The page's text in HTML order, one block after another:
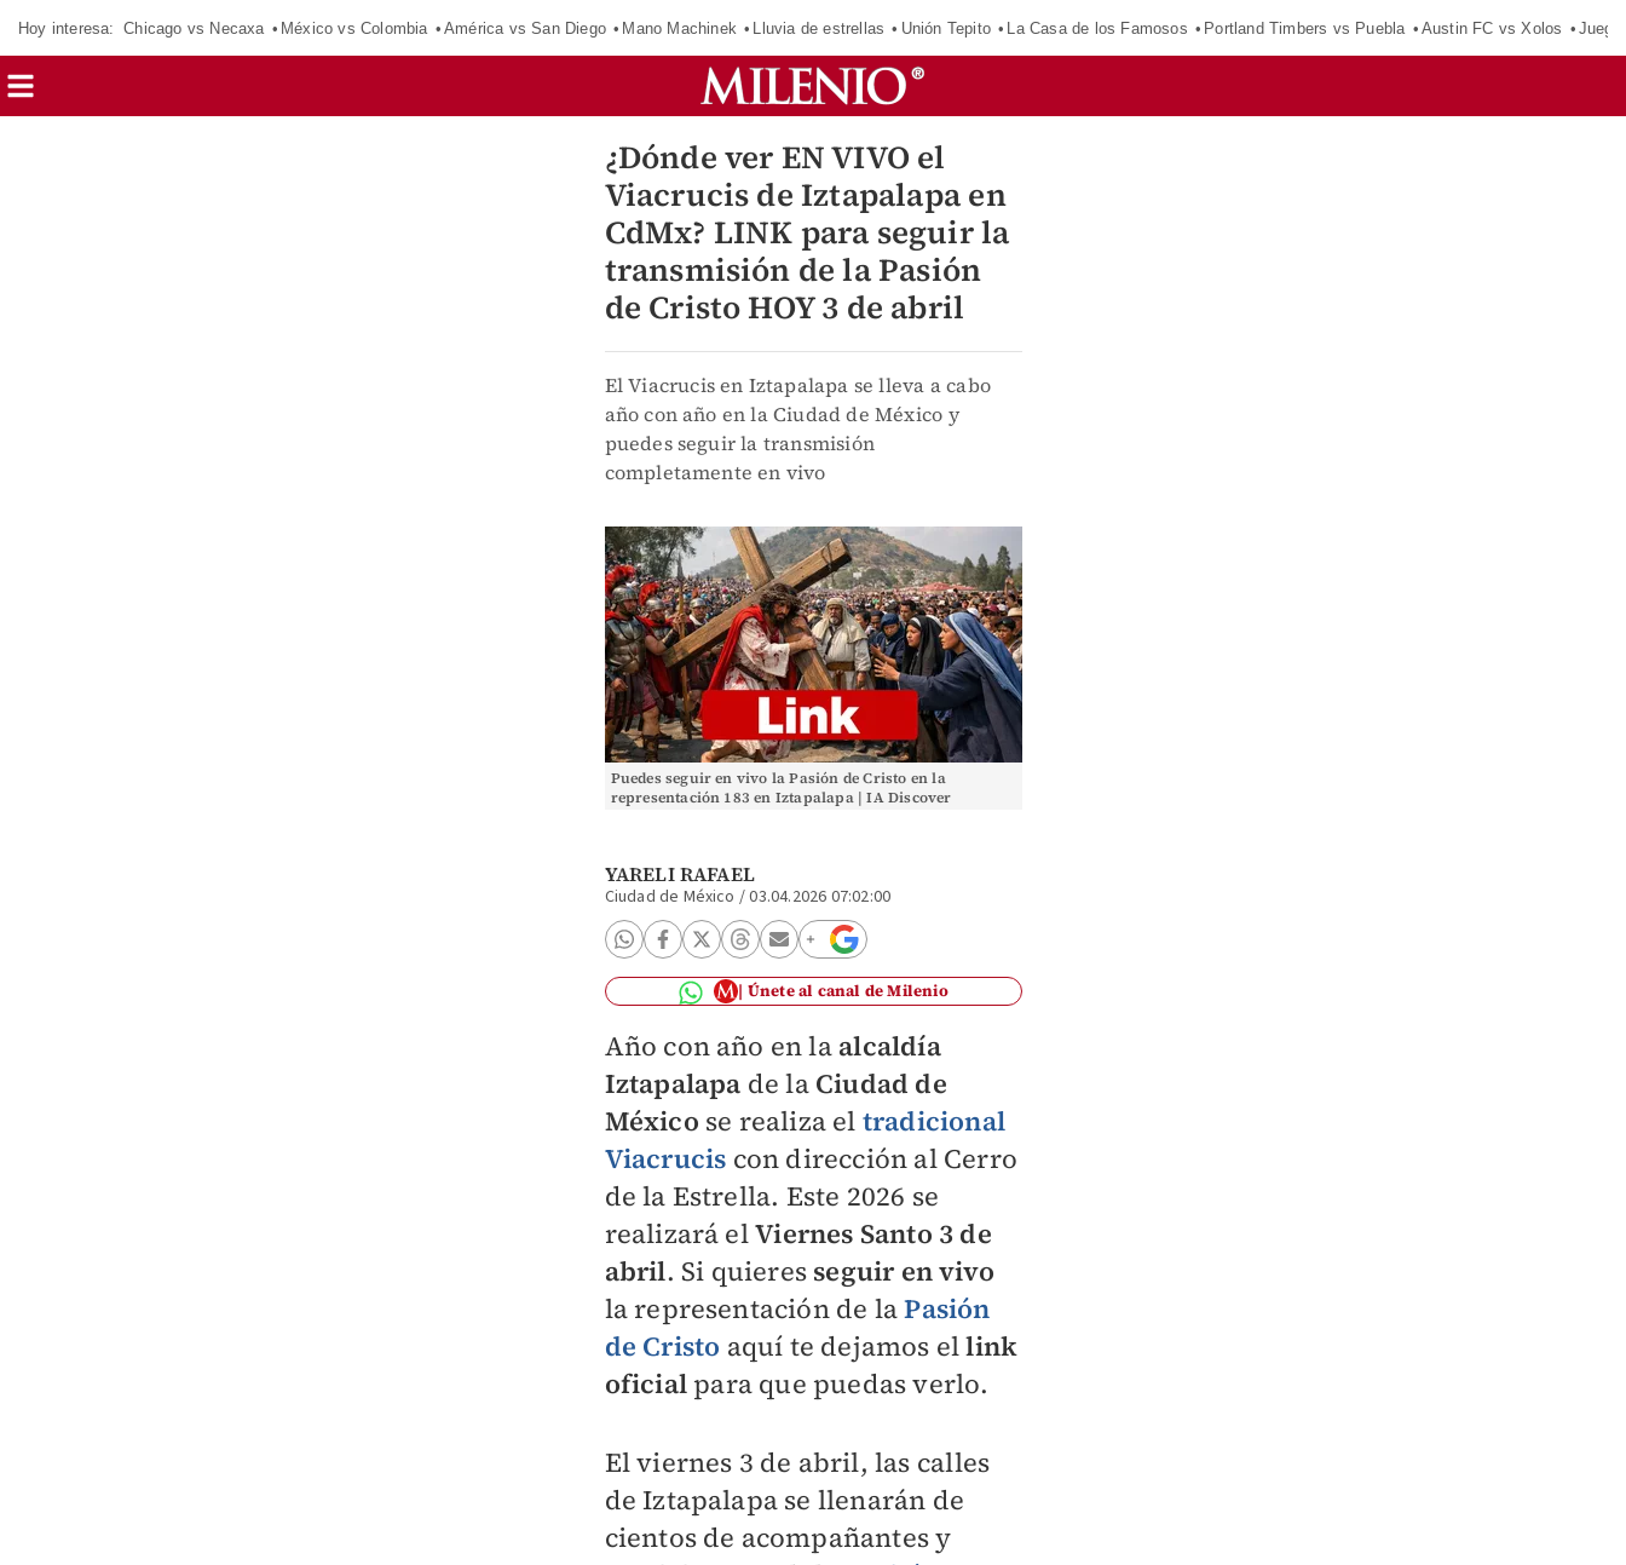
Hoy interesa: Chicago vs Necaxa México vs Colombia América vs San Diego Mano Machinek Lluvia de estrellas Unión Tepito La Casa de los Famosos Portland Timbers vs Puebla Austin FC vs Xolos
¿Dónde ver EN VIVO el
Viacrucis de Iztapalapa en
CdMx? LINK para seguir la
transmisión de la Pasión
de Cristo HOY 3 de abril
El Viacrucis en Iztapalapa se lleva a cabo
año con año en la Ciudad de México y
puedes seguir la transmisión
completamente en vivo
Puedes seguir en vivo la Pasión de Cristo en la
representación 183 en Iztapalapa | IA Discover
YARELI RAFAEL
Ciudad de México /03.04.2026 07:02:00
Únete al canal de Milenio
Año con año en laalcaldía
Iztapalapa de laCiudad de
México se realiza el tradicional
Viacrucis con dirección al Cerro
de la Estrella. Este 2026 se
realizará elViernes Santo 3 de
abril. Si quieresseguir en vivo
la representación de laPasión
de Cristo aquí te dejamos ellink
oficialpara que puedas verlo.
El viernes 3 de abril, las calles
de Iztapalapa se llenarán de
cientos de acompañantes y